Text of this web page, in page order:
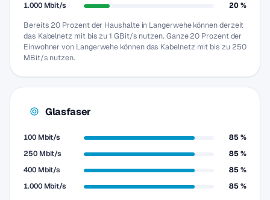
1.000 Mbit/s
20 %
Bereits 20 Prozent der Haushalte in Langerwehe können derzeit
das Kabelnetz mit bis zu 1 GBit/s nutzen. Ganze 20 Prozent der
Einwohner von Langerwehe können das Kabelnetz mit bis zu 250
MBit/s nutzen.
Glasfaser
100 Mbit/s
85 %
250 Mbit/s
85 %
400 Mbit/s
85 %
1.000 Mbit/s
85 %